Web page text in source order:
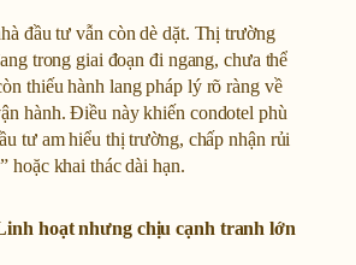
đầu tư vẫn còn dè dặt. Thị trường
trong giai đoạn đi ngang, chưa thể
thiếu hành lang pháp lý rõ ràng về
hành. Điều này khiến condotel phù
tư am hiểu thị trường, chấp nhận rủi
hoặc khai thác dài hạn.
hoạt nhưng chịu cạnh tranh lớn